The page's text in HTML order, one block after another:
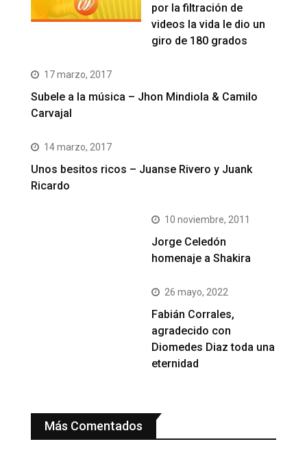
por la filtración de
videos la vida le dio un
giro de 180 grados
17 marzo, 2017
Subele a la música – Jhon Mindiola & Camilo
Carvajal
14 marzo, 2017
Unos besitos ricos – Juanse Rivero y Juank
Ricardo
10 noviembre, 2011
Jorge Celedón
homenaje a Shakira
26 mayo, 2022
Fabián Corrales,
agradecido con
Diomedes Diaz toda una
eternidad
Más Comentados